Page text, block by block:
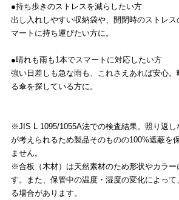
●持ち歩きのストレスを減らしたい方
出し入れしやすい収納袋や、開閉時のストレス
マートに持ち運びたい方に。
●晴れも雨も1本でスマートに対応したい方
強い日差しも急な雨も、これさえあれば安心
る傘を探している方に。
※JIS L 1095/1055A法での検査結果。照り返し
が考えられるため製品そのものの100%遮蔽を
ません。
※合板（木材）は天然素材のため形状やカラー
す。また、保管中の温度・湿度の変化によっ
る場合があります。